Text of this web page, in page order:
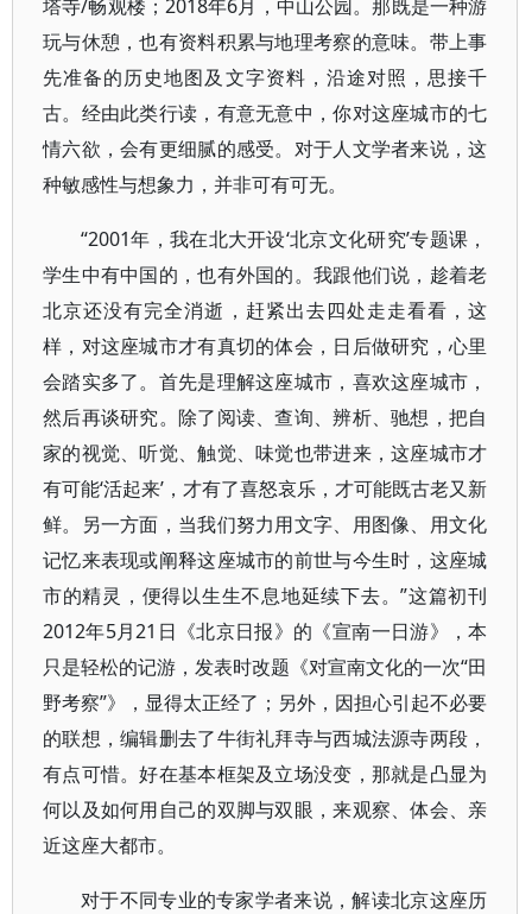
塔寺/畅观楼；2018年6月，中山公园。那既是一种游
玩与休憩，也有资料积累与地理考察的意味。带上事
先准备的历史地图及文字资料，沿途对照，思接千
古。经由此类行读，有意无意中，你对这座城市的七
情六欲，会有更细腻的感受。对于人文学者来说，这
种敏感性与想象力，并非可有可无。
“2001年，我在北大开设‘北京文化研究’专题课，
学生中有中国的，也有外国的。我跟他们说，趁着老
北京还没有完全消逝，赶紧出去四处走走看看，这
样，对这座城市才有真切的体会，日后做研究，心里
会踏实多了。首先是理解这座城市，喜欢这座城市，
然后再谈研究。除了阅读、查询、辨析、驰想，把自
家的视觉、听觉、触觉、味觉也带进来，这座城市才
有可能‘活起来’，才有了喜怒哀乐，才可能既古老又新
鲜。另一方面，当我们努力用文字、用图像、用文化
记忆来表现或阐释这座城市的前世与今生时，这座城
市的精灵，便得以生生不息地延续下去。”这篇初刊
2012年5月21日《北京日报》的《宣南一日游》，本
只是轻松的记游，发表时改题《对宣南文化的一次“田
野考察”》，显得太正经了；另外，因担心引起不必要
的联想，编辑删去了牛街礼拜寺与西城法源寺两段，
有点可惜。好在基本框架及立场没变，那就是凸显为
何以及如何用自己的双脚与双眼，来观察、体会、亲
近这座大都市。
对于不同专业的专家学者来说，解读北京这座历